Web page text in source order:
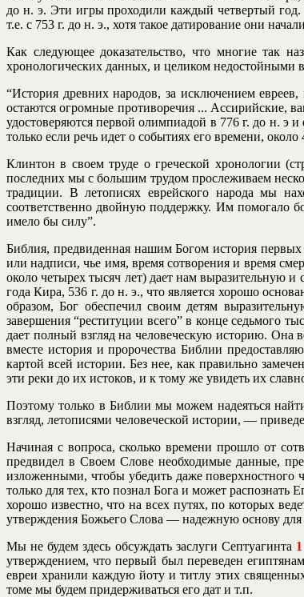
до н. э. Эти игры проходили каждый четвертый
т.е. с 753 г. до н. э., хотя такое датирование они
Как следующее доказательство, что многие так
хронологических данных, и целиком
“История древних народов, за исключением
остаются огромные противоречия ... Ассирийские,
удостоверяются первой олимпиадой в 776 г. до н. э
только если речь идет о событиях его времени,
Клинтон в своем труде о греческой хронологии
последних мы с большим трудом прослеживаем
традиции. В летописях еврейского народа мы
соответственно двойную поддержку. Им помогало
имело бы силу”.
Библия, предвиденная нашим Богом история первых
или надписи, чье имя, время сотворения и время
около четырех тысяч лет) дает нам выразительную
года Кира, 536 г. до н. э., что является хорошо
образом, Бог обеспечил своим детям
завершения “реституции всего” в конце седьмого
дает полный взгляд на человеческую историю. Она
вместе история и пророчества Библии
картой всей истории. Без нее, как правильно
эти реки до их истоков, и к тому же увидеть их
Поэтому только в Библии мы можем надеяться
взгляд, летописями человеческой истории, —
Начиная с вопроса, сколько времени прошло от
предвидел в Своем Слове необходимые данные,
изложенными, чтобы убедить даже поверхностного
только для тех, кто познал Бога и может
хорошо известно, что на всех путях, по которых
утверждения Божьего Слова — надежную основу для
Мы не будем здесь обсуждать заслуги Септуагинта
утверждением, что первый был переведен
евреи хранили каждую йоту и титлу этих
томе мы будем придерживаться его дат и т.п.